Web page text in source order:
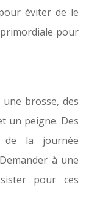
éviter de le
pour
brosse, des
un peigne. Des
de la journée
à une
pour ces